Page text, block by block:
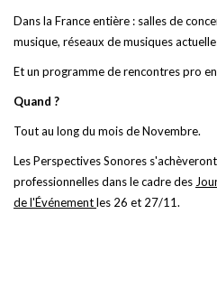
Dans la France entière : salles de
musique, réseaux de musiques
Et un programme de rencontres pro
Quand ?
Tout au long du mois de Novembre.
Les Perspectives Sonores
professionnelles dans le cadre des
de l'Événementles 26 et 27/11.